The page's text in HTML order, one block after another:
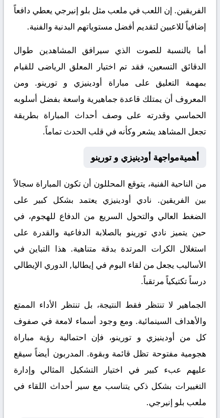
الفريقين. إن اللعب في ملعب مثل بلو إنيرجي يعطي دافعاً
إضافياً للاعبين لتقديم أفضل مستوياتهم البدنية والفنية.
أما بالنسبة للصوت الذي سيرافق المشاهدين طوال
الدقائق التسعين، فقد تم اختيار المعلق الرياضى للقيام
بمهمة التعليق على مباراة أودينيزي و تورينو. ومن
المعروف أن يمتلك قاعدة جماهيرية واسعة بفضل أسلوبه
الحماسي وقدرته على وصف أحداث المباراة بطريقة
تجعل المشاهد يشعر وكأنه في قلب الحدث تماماً.
أهميةمواجهة أودينيزي و تورينو
من الناحية الفنية، يتوقع المحللون أن تكون المباراة سجالاً
بين الفريقين. نادي أودينيزي يعتمد بشكل كبير على
الضغط العالي والتحول السريع من الدفاع للهجوم، في
حين يتميز نادي تورينو بالصلابة الدفاعية والقدرة على
استغلال الكرات المرتدة بدقة متناهية. هذا التباين في
الأساليب يجعل من لقاء اليوم في إيطاليا, الدوري الإيطالي
درساً تكتيكياً مرتقباً.
الجماهير لا تنتظر فقط النتيجة، بل تنتظر الأداء الممتع
والأهداف السينمائية. ومع وجود أسماء لامعة في صفوف
كل من أودينيزي و تورينو، فإن احتمالية رؤية مباراة
هجومية مفتوحة تظل قائمة وبقوة. المدربون أيضاً سيقع
عليهم عبء كبير في اختيار التشكيل المثالي وإدارة
التغييرات بشكل ذكي يتناسب مع سير أحداث اللقاء في
ملعب بلو إنيرجي.